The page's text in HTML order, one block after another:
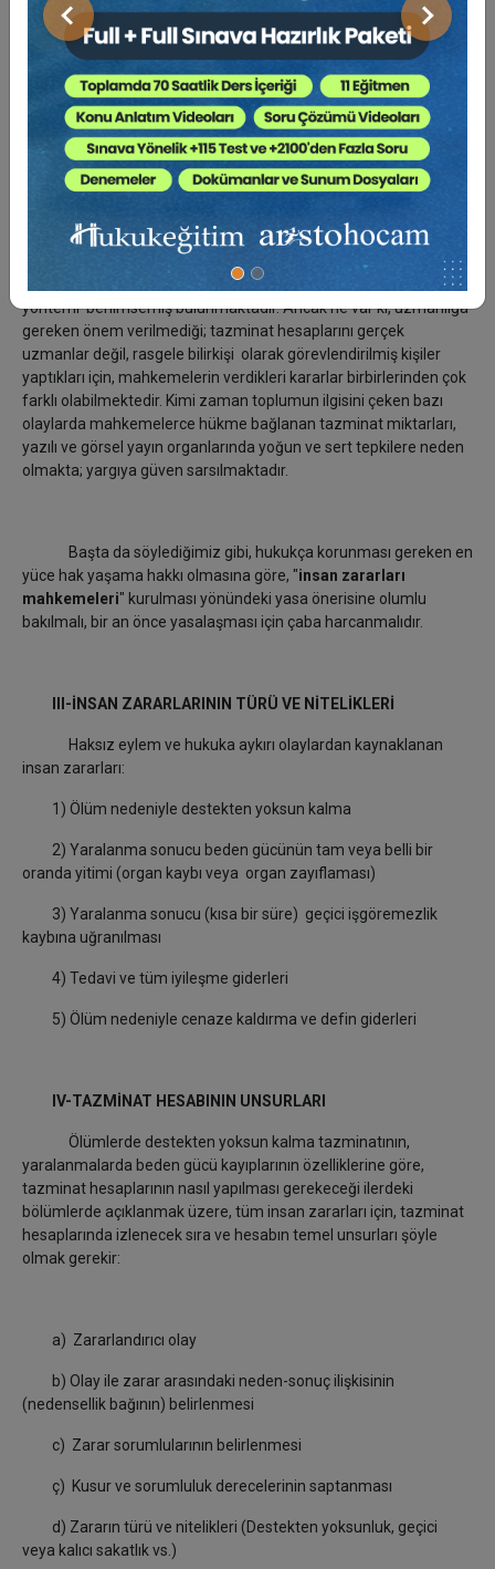
Önceki Sonraki
en aza indirilmesi yönünde çözümler üretilmek yerine,
tazminatların yüksek hesaplandığından yakınılmış; özellikle
işverenler ve sigorta şirketleri tazminat ödememek için her yola
başvurmuşlardır.
Geçmişte olduğu gibi bugün de, her kurum ayrı bir yöntem
uygulamakta, her biri farklı amaçlar gütmektedirler. Sosyal
sigorta şirketleri daha az tazminat ödemenin yollarını aramakta;
insan zararlarının hakça giderimi ”
olan yargı ise, her iki kurumunkinden farklı bir hesaplama
yöntemi benimsemiş bulunmaktadır. Ancak ne var ki, uzmanlığa
gereken önem verilmediği; tazminat hesaplarını gerçek
uzmanlar değil, rasgele bilirkişi olarak görevlendirilmiş kişiler
yaptıkları için, mahkemelerin verdikleri kararlar birbirlerinden çok
farklı olabilmektedir. Kimi zaman toplumun ilgisini çeken bazı
olaylarda mahkemelerce hükme bağlanan tazminat miktarları,
yazılı ve görsel yayın organlarında yoğun ve sert tepkilere neden
olmakta; yargıya güven sarsılmaktadır.
Başta da söylediğimiz gibi, hukukça korunması gereken en
yüce hak yaşama hakkı olmasına göre, "insan zararları
mahkemeleri" kurulması yönündeki yasa önerisine olumlu
bakılmalı, bir an önce yasalaşması için çaba harcanmalıdır.
III-İNSAN ZARARLARININ TÜRÜ VE NİTELİKLERİ
Haksız eylem ve hukuka aykırı olaylardan kaynaklanan
insan zararları:
1) Ölüm nedeniyle destekten yoksun kalma
2) Yaralanma sonucu beden gücünün tam veya belli bir
oranda yitimi (organ kaybı veya organ zayıflaması)
3) Yaralanma sonucu (kısa bir süre) geçici işgöremezlik
kaybına uğranılması
4) Tedavi ve tüm iyileşme giderleri
5) Ölüm nedeniyle cenaze kaldırma ve defin giderleri
IV-TAZMİNAT HESABININ UNSURLARI
Ölümlerde destekten yoksun kalma tazminatının,
yaralanmalarda beden gücü kayıplarının özelliklerine göre,
tazminat hesaplarının nasıl yapılması gerekeceği ilerdeki
bölümlerde açıklanmak üzere, tüm insan zararları için, tazminat
hesaplarında izlenecek sıra ve hesabın temel unsurları şöyle
olmak gerekir:
a) Zararlandırıcı olay
b) Olay ile zarar arasındaki neden-sonuç ilişkisinin
(nedensellik bağının) belirlenmesi
c) Zarar sorumlularının belirlenmesi
ç) Kusur ve sorumluluk derecelerinin saptanması
d) Zararın türü ve nitelikleri (Destekten yoksunluk, geçici
veya kalıcı sakatlık vs.)